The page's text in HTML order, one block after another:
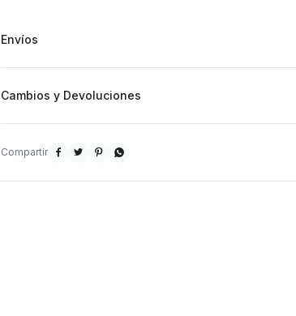
Envíos
Cambios y Devoluciones
   